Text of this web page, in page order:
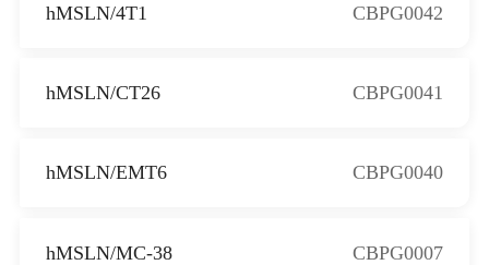
hMSLN/4T1 CBPG0042
hMSLN/CT26 CBPG0041
hMSLN/EMT6 CBPG0040
hMSLN/MC-38 CBPG0007